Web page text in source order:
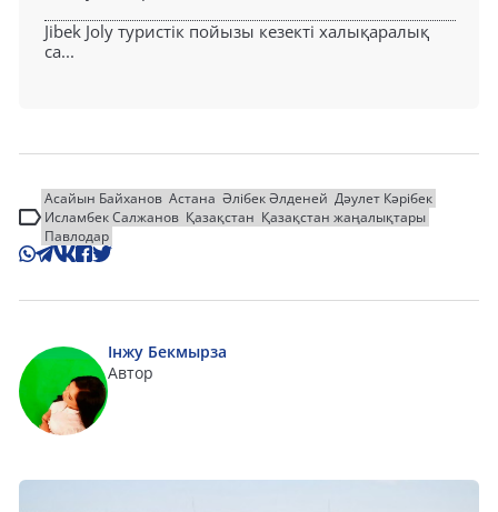
Jibek Joly туристік пойызы кезекті халықаралық
са...
Асайын Байханов Астана Әлібек Әлденей Дәулет Кәрібек
Исламбек Салжанов Қазақстан Қазақстан жаңалықтары
Павлодар
Інжу Бекмырза
Автор